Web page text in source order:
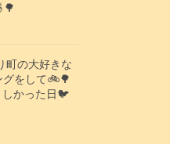
町の大好きな
をして🚲️🌳
かった日🐦️